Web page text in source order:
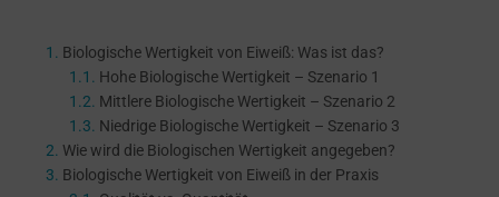
Biologische Wertigkeit von Eiweiß: Was ist das?
Hohe Biologische Wertigkeit – Szenario 1
Mittlere Biologische Wertigkeit – Szenario 2
Niedrige Biologische Wertigkeit – Szenario 3
Wie wird die Biologischen Wertigkeit angegeben?
Biologische Wertigkeit von Eiweiß in der Praxis